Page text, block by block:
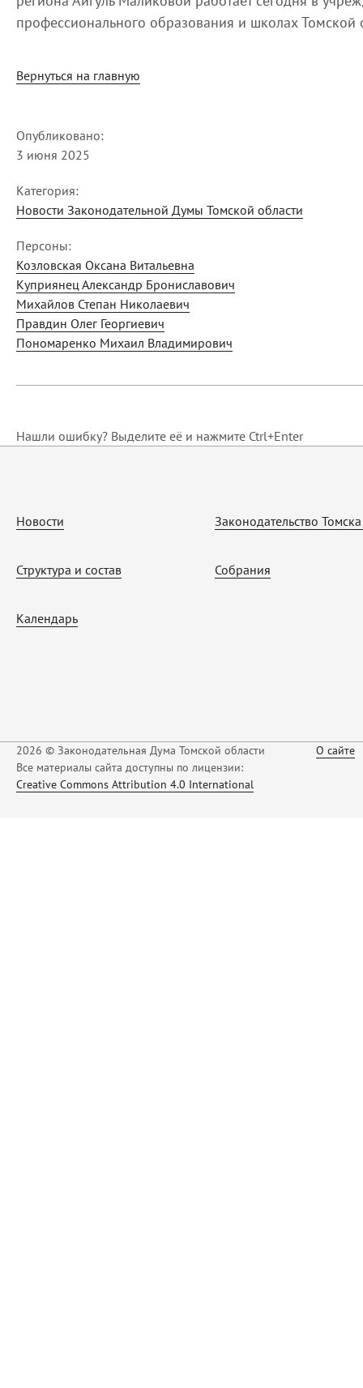
профессионального образования и школах Томской
Вернуться на главную
Опубликовано:
3 июня 2025
Категория:
Новости Законодательной Думы Томской области
Персоны:
Козловская Оксана Витальевна
Куприянец Александр Брониславович
Михайлов Степан Николаевич
Правдин Олег Георгиевич
Пономаренко Михаил Владимирович
Нашли ошибку? Выделите её и нажмите Ctrl+Enter
Новости
Структура и состав
Календарь
Законодательство
Собрания
2026 © Законодательная Дума Томской области
Все материалы сайта доступны по лицензии:
Creative Commons Attribution 4.0 International
О сайте